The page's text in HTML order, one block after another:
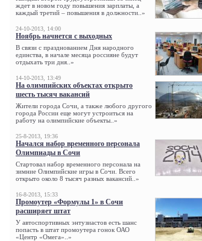
ждет в новом году повышения зарплаты, а
каждый третий – повышения в должности..»
24-10-2013, 14:00
Ноябрь начнется с выходных
В связи с празднованием Дня народного
единства, в начале месяца россияне будут
отдыхать три дня..»
14-10-2013, 13:49
На олимпийских объектах открыто
шесть тысяч вакансий
Жители города Сочи, а также любого другого
города России еще могут устроиться на
работу на олимпийские объекты..»
25-8-2013, 19:36
Начался набор временного персонала
Олимпиады в Сочи
Стартовал набор временного персонала на
зимние Олимпийские игры в Сочи. Всего
открыто около 8 тысяч разных вакансий..»
16-8-2013, 15:33
Промоутер «Формулы 1» в Сочи
расширяет штат
У автоспортивных энтузиастов есть шанс
попасть в штат промоутера гонок ОАО
«Центр «Омега»..»